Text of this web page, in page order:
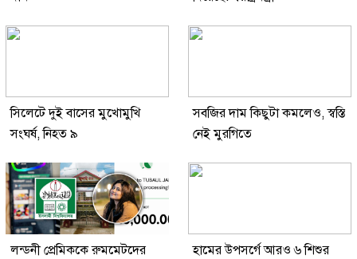
সিলেটে দুই বাসের মুখোমুখি
সংঘর্ষ, নিহত ৯
সবজির দাম কিছুটা কমলেও, স্বস্তি
নেই মুরগিতে
লন্ডনী প্রেমিককে রুমমেটদের
হামের উপসর্গে আরও ৬ শিশুর